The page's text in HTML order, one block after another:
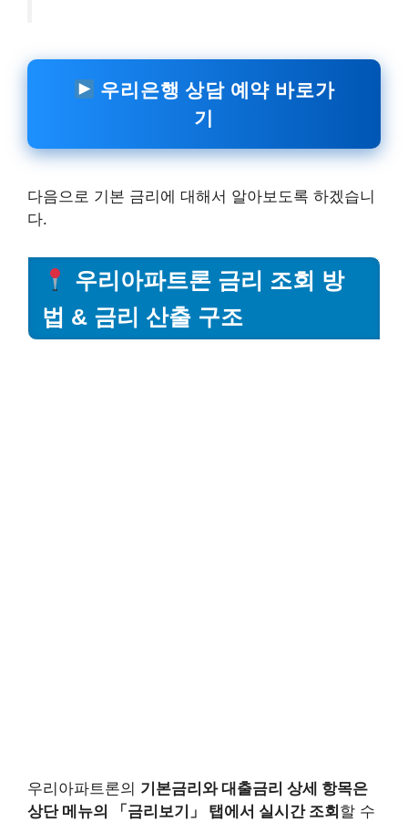
우리은행 상담 예약 바로가
기
다음으로 기본 금리에 대해서 알아보도록 하겠습니
다.
우리아파트론 금리 조회 방
법 & 금리 산출 구조
우리아파트론의 기본금리와 대출금리 상세 항목은
상단 메뉴의 「금리보기」 탭에서 실시간 조회 할 수